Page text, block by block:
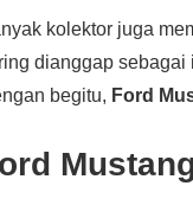
kolektor juga
dianggap sebagai
begitu, Ford